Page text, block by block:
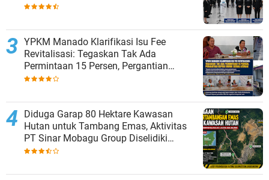
YPKM Manado Klarifikasi Isu Fee
Revitalisasi: Tegaskan Tak Ada
Permintaan 15 Persen, Pergantian
Kepsek Murni Sesuai Aturan
Diduga Garap 80 Hektare Kawasan
Hutan untuk Tambang Emas, Aktivitas
PT Sinar Mobagu Group Diselidiki
Aparat